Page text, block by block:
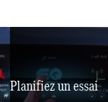
Planifiez un essai